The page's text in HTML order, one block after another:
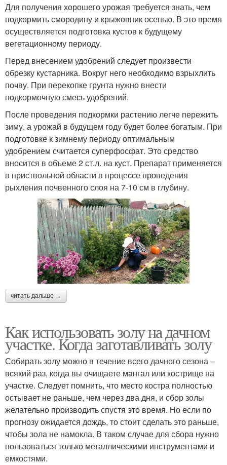
Для получения хорошего урожая требуется знать, чем
подкормить смородину и крыжовник осенью. В это время
осуществляется подготовка кустов к будущему
вегетационному периоду.
Перед внесением удобрений следует произвести
обрезку кустарника. Вокруг него необходимо взрыхлить
почву. При перекопке грунта нужно внести
подкормочную смесь удобрений.
После проведения подкормки растению легче пережить
зиму, а урожай в будущем году будет более богатым. При
подготовке к зимнему периоду оптимальным
удобрением считается суперфосфат. Это средство
вносится в объеме 2 ст.л. на куст. Препарат применяется
в приствольной области в процессе проведения
рыхления почвенного слоя на 7-10 см в глубину.
читать дальше →
Как использовать золу на дачном
участке. Когда заготавливать золу
Собирать золу можно в течение всего дачного сезона –
всякий раз, когда вы очищаете мангал или кострище на
участке. Следует помнить, что место костра полностью
остывает не раньше, чем через два дня, и сбор золы
желательно производить спустя это время. Но если по
прогнозу ожидается дождь, то стоит сделать это раньше,
чтобы зола не намокла. В таком случае для сбора нужно
пользоваться только металлическими инструментами и
емкостями.